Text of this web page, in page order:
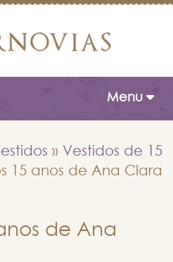
Toggle
Menu
» Vestidos de 15
15 anos de Ana Clara
de Ana